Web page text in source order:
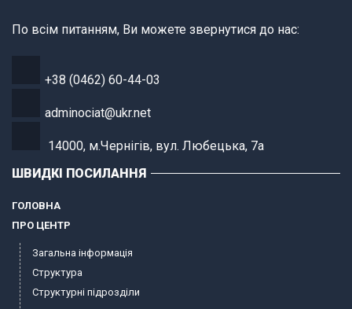
По всім питанням, Ви можете звернутися до нас:
+38 (0462) 60-44-03
adminociat@ukr.net
14000, м.Чернігів, вул. Любецька, 7а
ШВИДКІ ПОСИЛАННЯ
ГОЛОВНА
ПРО ЦЕНТР
Загальна інформація
Структура
Структурні підрозділи